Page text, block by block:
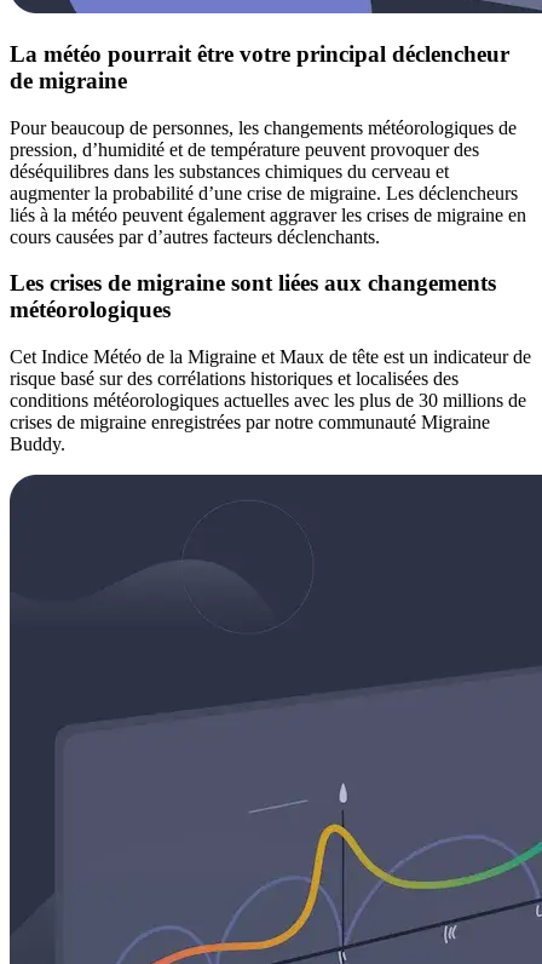
La météo pourrait être votre principal déclencheur
de migraine
Pour beaucoup de personnes, les changements météorologiques de
pression, d’humidité et de température peuvent provoquer des
déséquilibres dans les substances chimiques du cerveau et
augmenter la probabilité d’une crise de migraine. Les déclencheurs
liés à la météo peuvent également aggraver les crises de migraine en
cours causées par d’autres facteurs déclenchants.
Les crises de migraine sont liées aux changements
météorologiques
Cet Indice Météo de la Migraine et Maux de tête est un indicateur de
risque basé sur des corrélations historiques et localisées des
conditions météorologiques actuelles avec les plus de 30 millions de
crises de migraine enregistrées par notre communauté Migraine
Buddy.